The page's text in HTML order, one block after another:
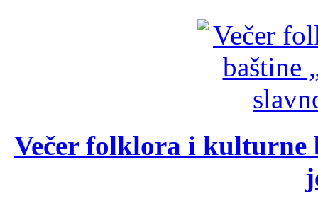
Večer folklora i kulturne